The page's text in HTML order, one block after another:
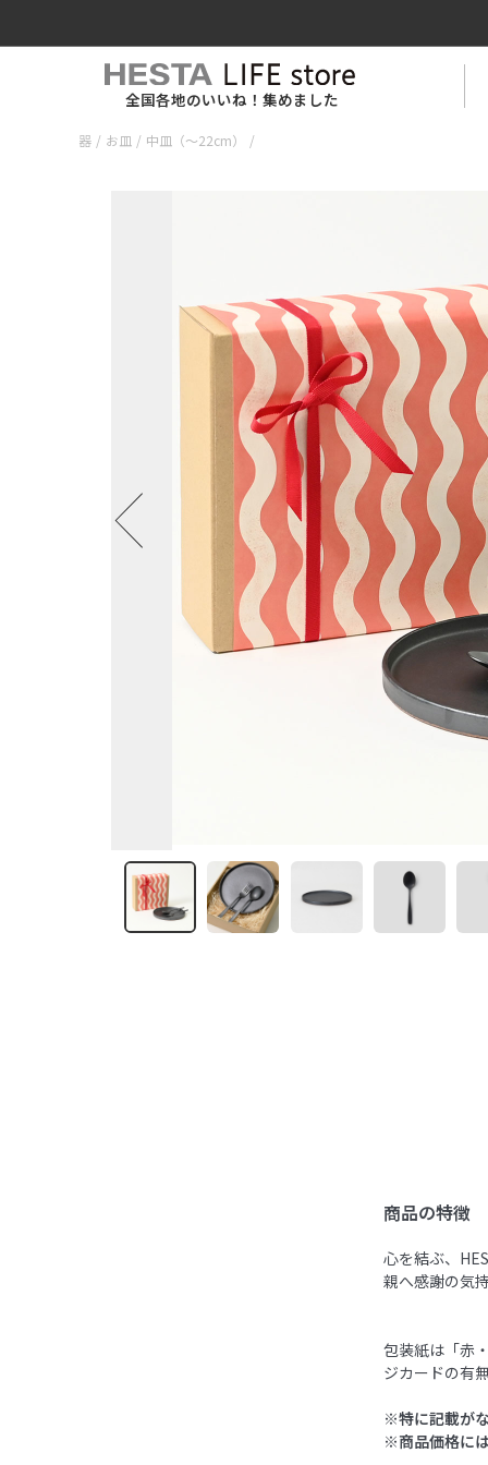
全国各地のいいね！集めました
器 / お皿 / 中皿（〜22cm） /
商品の特徴
心を結ぶ、
親へ感謝の気
包装紙は「赤
ジカードの有
※特に記載が
※商品価格に